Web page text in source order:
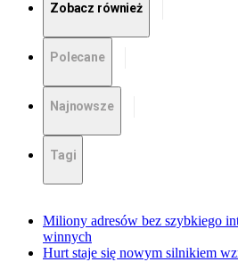
Zobacz również
Polecane
Najnowsze
Tagi
Miliony adresów bez szybkiego
winnych
Hurt staje się nowym silnikiem